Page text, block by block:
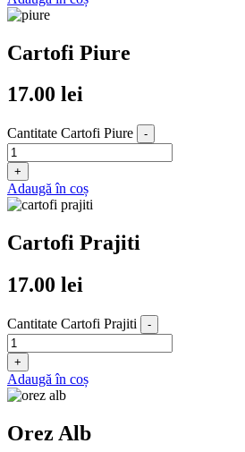
Cartofi Piure
17.00 lei
Cantitate Cartofi Piure -
+
Adaugă în coș
Cartofi Prajiti
17.00 lei
Cantitate Cartofi Prajiti -
+
Adaugă în coș
Orez Alb